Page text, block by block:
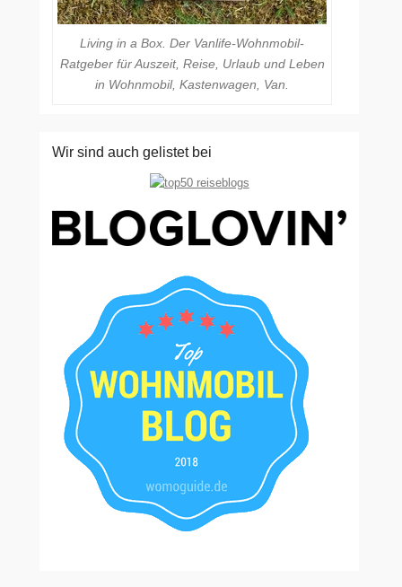
Living in a Box. Der Vanlife-Wohnmobil-
Ratgeber für Auszeit, Reise, Urlaub und Leben
in Wohnmobil, Kastenwagen, Van.
Wir sind auch gelistet bei